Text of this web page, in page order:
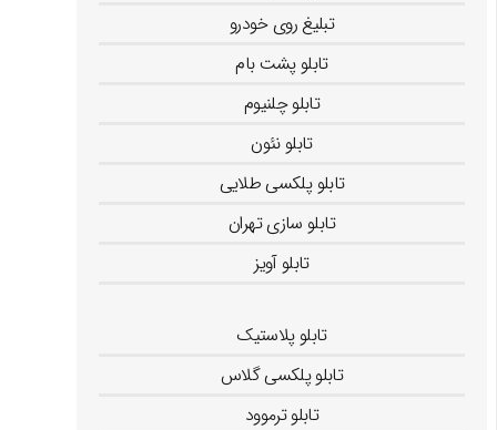
تبلیغ روی خودرو
تابلو پشت بام
تابلو چلنیوم
تابلو نئون
تابلو پلکسی طلایی
تابلو سازی تهران
تابلو آویز
تابلو پلاستیک
تابلو پلکسی گلاس
تابلو ترموود